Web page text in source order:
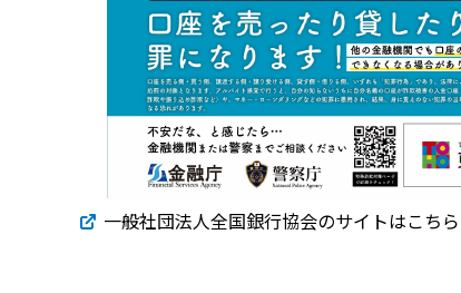
一般社団法人全国銀行協会のサイトはこちら